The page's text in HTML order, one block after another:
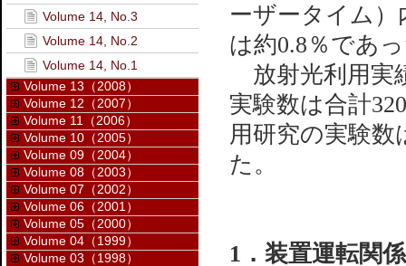
ーザータイム）
は約0.8％であ
放射光利用実
実験数は合計
用研究の実験数
た。
1．装置運転関係
Volume 14, No.3
Volume 14, No.2
Volume 14, No.1
Volume 13（2008）
Volume 12（2007）
Volume 11（2006）
Volume 10（2005）
Volume 09（2004）
Volume 08（2003）
Volume 07（2002）
Volume 06（2001）
Volume 05（2000）
Volume 04（1999）
Volume 03（1998）